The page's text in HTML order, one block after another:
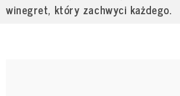
winegret, który zachwyci każdego.